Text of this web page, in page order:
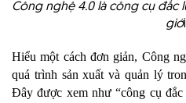
Công nghệ 4.0 là công cụ đắc
giới
Hiểu một cách đơn giản, Công
quá trình sản xuất và quản lý
Đây được xem như “công cụ